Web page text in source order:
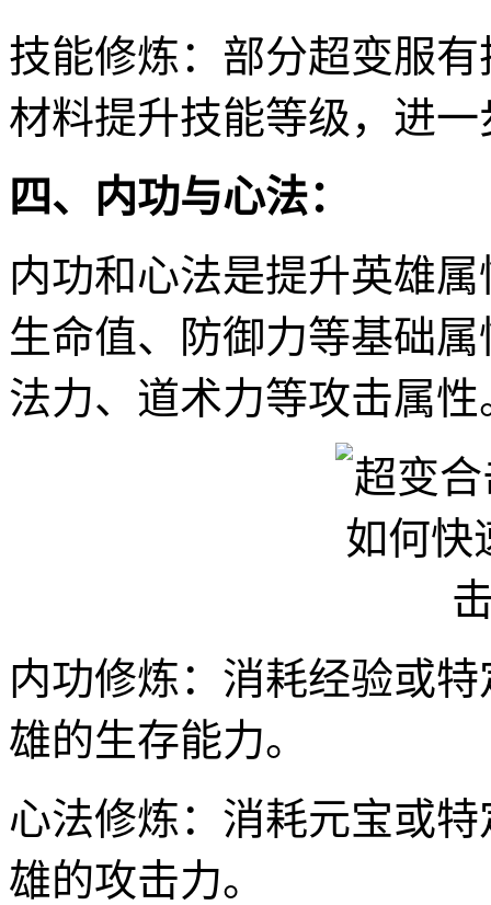
技能修炼：部分超变服
材料提升技能等级，进
四、内功与心法：
内功和心法是提升英雄
生命值、防御力等基础
法力、道术力等攻击属性
内功修炼：消耗经验或
雄的生存能力。
心法修炼：消耗元宝或
雄的攻击力。